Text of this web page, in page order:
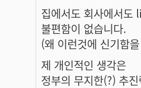
집에서도 회사에서도
불편함이 없습니다.
(왜 이런것에 신기함
제 개인적인 생각은
정부의 무지한(?) 추